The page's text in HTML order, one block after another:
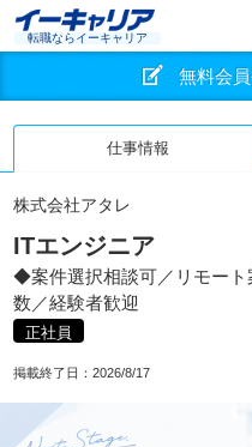
転職ならイーキャリア
無料会
仕事情報
株式会社アタレ
ITエンジニア
◆案件選択相談可／リモート
数／経験者歓迎
正社員
掲載終了日： 2026/8/17